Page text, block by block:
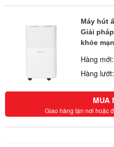
Máy hút
Giải
khỏe
Hàng mới:
Hàng lướt:
MUA
Giao hàng tận nơi hoặc